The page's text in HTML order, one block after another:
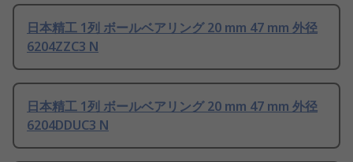
日本精工 1列 ボールベアリング 20 mm 47 mm 外径
6204ZZC3 N
日本精工 1列 ボールベアリング 20 mm 47 mm 外径
6204DDUC3 N